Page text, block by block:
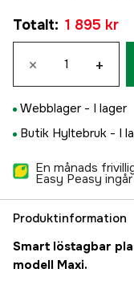
Totalt: 1 895 kr
× +
Webblager - I lager
Butik Hyltebruk - I
En månads
Easy Peasy
Produktinformation
Smart löstagbar
modell Maxi.